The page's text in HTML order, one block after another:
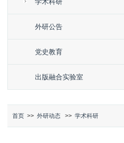
外研公告
党史教育
出版融合实验室
首页 >> 外研动态 >> 学术科研